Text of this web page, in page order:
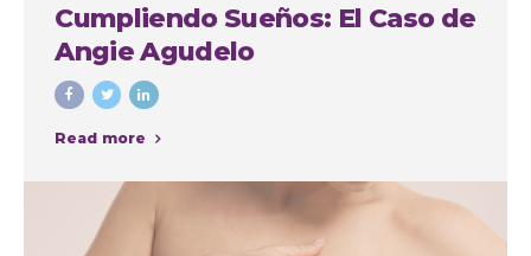
Cumpliendo Sueños: El Caso de
Angie Agudelo
Read more